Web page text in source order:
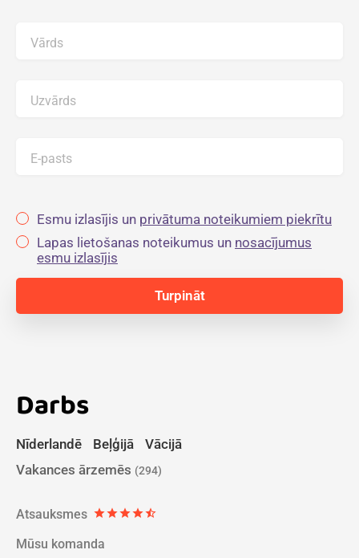
Vārds
Uzvārds
E-pasts
Esmu izlasījis un privātuma noteikumiem piekrītu
Lapas lietošanas noteikumus un nosacījumus
esmu izlasījis
Darbs
Nīderlandē Beļģijā
Vācijā
Vakances ārzemēs (294)
Atsauksmes starstarstarstarstar_half
Mūsu komanda